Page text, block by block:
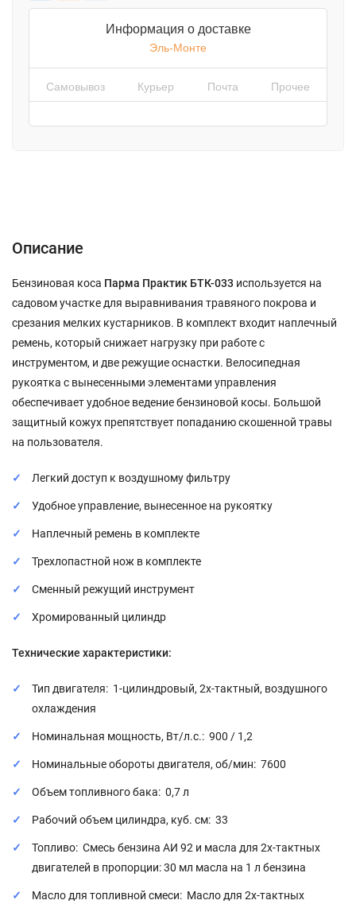
Информация о доставке
Эль-Монте
Самовывоз Курьер Почта Прочее
Описание
Бензиновая коса Парма Практик БТК-033 используется на
садовом участке для выравнивания травяного покрова и
срезания мелких кустарников. В комплект входит наплечный
ремень, который снижает нагрузку при работе с
инструментом, и две режущие оснастки. Велосипедная
рукоятка с вынесенными элементами управления
обеспечивает удобное ведение бензиновой косы. Большой
защитный кожух препятствует попаданию скошенной травы
на пользователя.
Легкий доступ к воздушному фильтру
Удобное управление, вынесенное на рукоятку
Наплечный ремень в комплекте
Трехлопастной нож в комплекте
Сменный режущий инструмент
Хромированный цилиндр
Технические характеристики:
Тип двигателя: 1-цилиндровый, 2х-тактный, воздушного
охлаждения
Номинальная мощность, Вт/л.с.: 900 / 1,2
Номинальные обороты двигателя, об/мин: 7600
Объем топливного бака: 0,7 л
Рабочий объем цилиндра, куб. см: 33
Топливо: Смесь бензина АИ 92 и масла для 2х-тактных
двигателей в пропорции: 30 мл масла на 1 л бензина
Масло для топливной смеси: Масло для 2х-тактных